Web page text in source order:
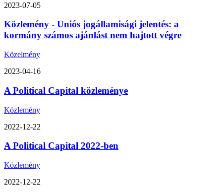
2023-07-05
Közlemény - Uniós jogállamisági jelentés: a
kormány számos ajánlást nem hajtott végre
Közelmény
2023-04-16
A Political Capital közleménye
Közlemény
2022-12-22
A Political Capital 2022-ben
Közlemény
2022-12-22